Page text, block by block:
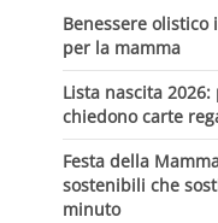
Benessere olistico
per la mamma
Lista nascita
chiedono carte
Festa della
sostenibili che
minuto